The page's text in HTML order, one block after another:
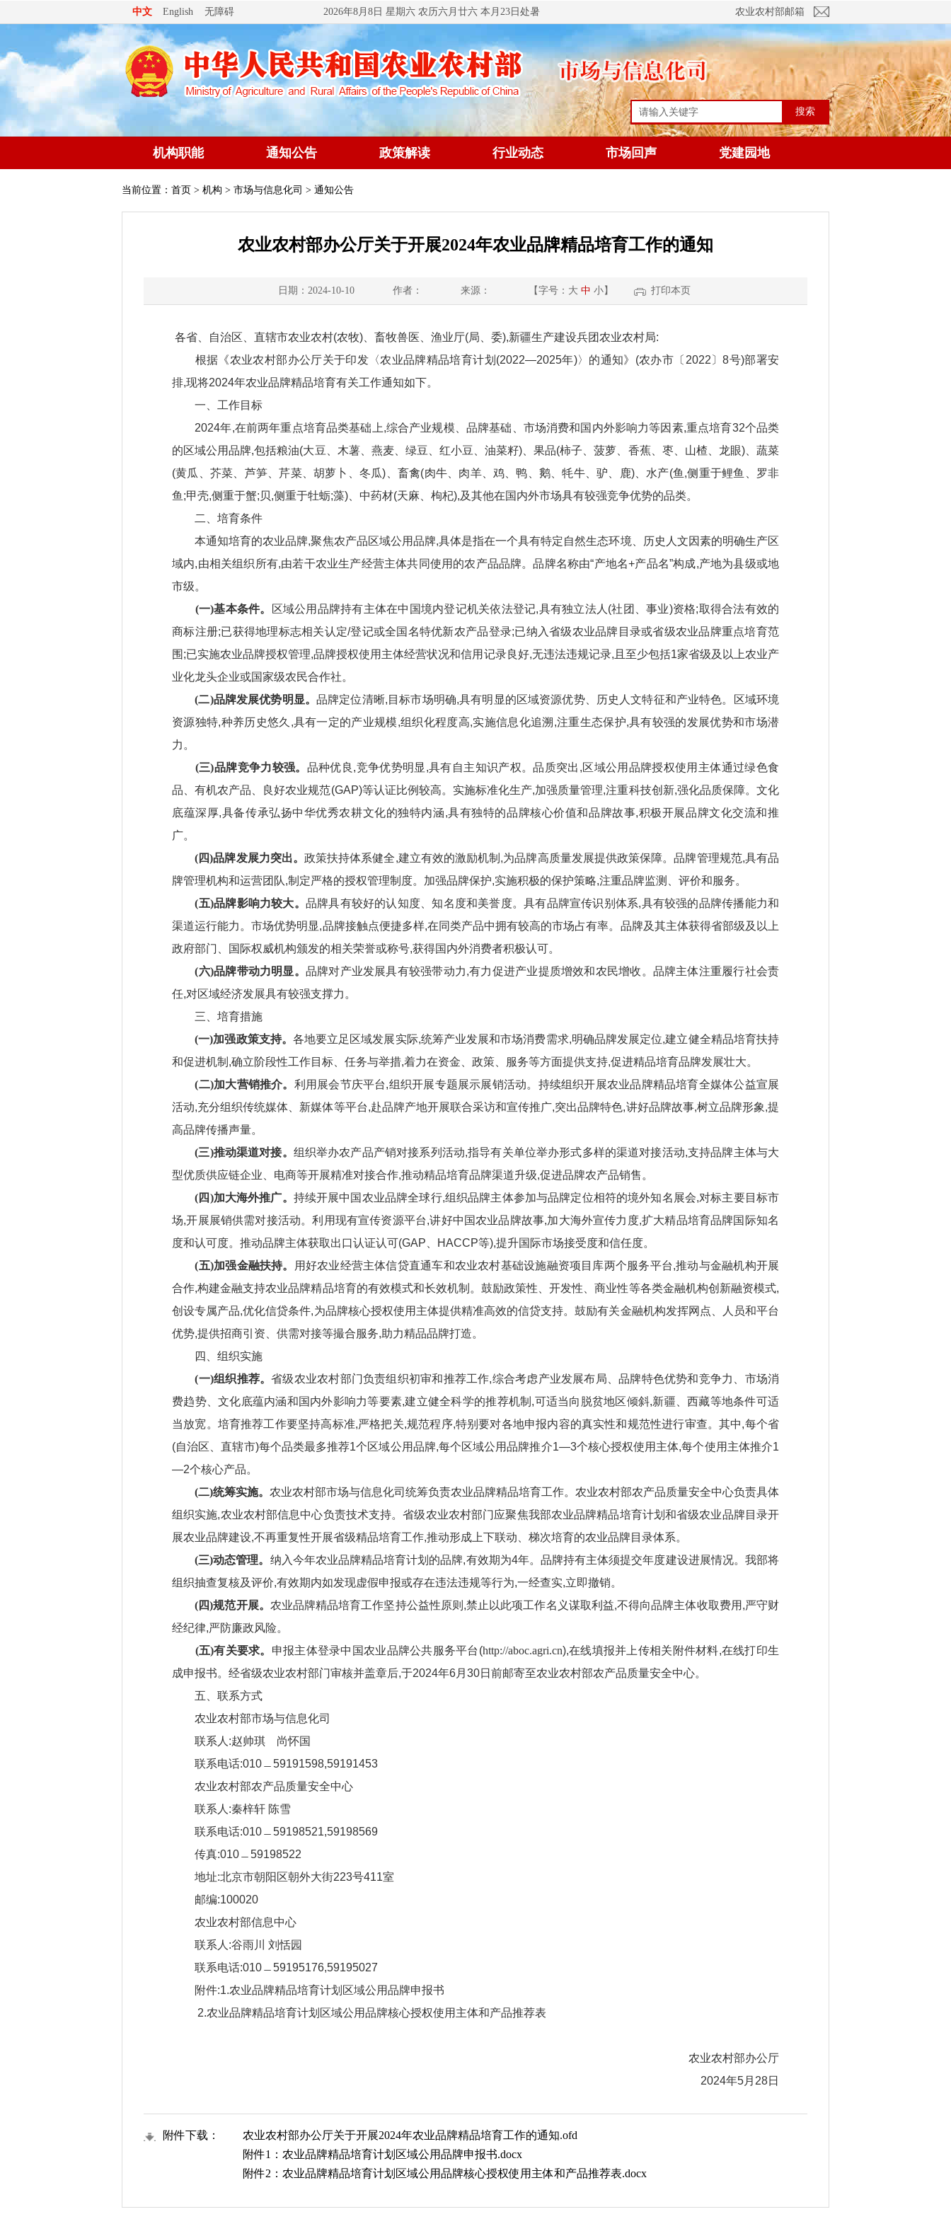
中文 English 无障碍 2026年8月8日 星期六 农历六月廿六 本月23日处暑 农业农村部邮箱
搜索
机构职能 通知公告 政策解读 行业动态 市场回声 党建园地
当前位置： 首页 > 机构 > 市场与信息化司 > 通知公告
农业农村部办公厅关于开展2024年农业品牌精品培育工作的通知
日期：2024-10-10 作者： 来源： 【字号： 大 中 小】 打印本页
各省、自治区、直辖市农业农村(农牧)、畜牧兽医、渔业厅(局、委),新疆生产建设兵团农业农村局:
根据《农业农村部办公厅关于印发〈农业品牌精品培育计划(2022—2025年)〉的通知》(农办市〔2022〕8号)部署安
排,现将2024年农业品牌精品培育有关工作通知如下。
一、工作目标
2024年,在前两年重点培育品类基础上,综合产业规模、品牌基础、市场消费和国内外影响力等因素,重点培育32个品类
的区域公用品牌,包括粮油(大豆、木薯、燕麦、绿豆、红小豆、油菜籽)、果品(柿子、菠萝、香蕉、枣、山楂、龙眼)、蔬菜
(黄瓜、芥菜、芦笋、芹菜、胡萝卜、冬瓜)、畜禽(肉牛、肉羊、鸡、鸭、鹅、牦牛、驴、鹿)、水产(鱼,侧重于鲤鱼、罗非
鱼;甲壳,侧重于蟹;贝,侧重于牡蛎;藻)、中药材(天麻、枸杞),及其他在国内外市场具有较强竞争优势的品类。
二、培育条件
本通知培育的农业品牌,聚焦农产品区域公用品牌,具体是指在一个具有特定自然生态环境、历史人文因素的明确生产区
域内,由相关组织所有,由若干农业生产经营主体共同使用的农产品品牌。品牌名称由“产地名+产品名”构成,产地为县级或地
市级。
(一)基本条件。
区域公用品牌持有主体在中国境内登记机关依法登记,具有独立法人(社团、事业)资格;取得合法有效的
商标注册;已获得地理标志相关认定/登记或全国名特优新农产品登录;已纳入省级农业品牌目录或省级农业品牌重点培育范
围;已实施农业品牌授权管理,品牌授权使用主体经营状况和信用记录良好,无违法违规记录,且至少包括1家省级及以上农业产
业化龙头企业或国家级农民合作社。
(二)品牌发展优势明显。品牌定位清晰,目标市场明确,具有明显的区域资源优势、历史人文特征和产业特色。区域环境
资源独特,种养历史悠久,具有一定的产业规模,组织化程度高,实施信息化追溯,注重生态保护,具有较强的发展优势和市场潜
力。
(三)品牌竞争力较强。 品种优良,竞争优势明显,具有自主知识产权。品质突出,区域公用品牌授权使用主体通过绿色食
品、有机农产品、良好农业规范(GAP)等认证比例较高。实施标准化生产,加强质量管理,注重科技创新,强化品质保障。文化
底蕴深厚,具备传承弘扬中华优秀农耕文化的独特内涵,具有独特的品牌核心价值和品牌故事,积极开展品牌文化交流和推
广。
(四)品牌发展力突出。 政策扶持体系健全,建立有效的激励机制,为品牌高质量发展提供政策保障。品牌管理规范,具有品
牌管理机构和运营团队,制定严格的授权管理制度。加强品牌保护,实施积极的保护策略,注重品牌监测、评价和服务。
(五)品牌影响力较大。 品牌具有较好的认知度、知名度和美誉度。具有品牌宣传识别体系,具有较强的品牌传播能力和
渠道运行能力。市场优势明显,品牌接触点便捷多样,在同类产品中拥有较高的市场占有率。品牌及其主体获得省部级及以上
政府部门、国际权威机构颁发的相关荣誉或称号,获得国内外消费者积极认可。
(六)品牌带动力明显。 品牌对产业发展具有较强带动力,有力促进产业提质增效和农民增收。品牌主体注重履行社会责
任,对区域经济发展具有较强支撑力。
三、培育措施
(一)加强政策支持。 各地要立足区域发展实际,统筹产业发展和市场消费需求,明确品牌发展定位,建立健全精品培育扶持
和促进机制,确立阶段性工作目标、任务与举措,着力在资金、政策、服务等方面提供支持,促进精品培育品牌发展壮大。
(二)加大营销推介。 利用展会节庆平台,组织开展专题展示展销活动。持续组织开展农业品牌精品培育全媒体公益宣展
活动,充分组织传统媒体、新媒体等平台,赴品牌产地开展联合采访和宣传推广,突出品牌特色,讲好品牌故事,树立品牌形象,提
高品牌传播声量。
(三)推动渠道对接。 组织举办农产品产销对接系列活动,指导有关单位举办形式多样的渠道对接活动,支持品牌主体与大
型优质供应链企业、电商等开展精准对接合作,推动精品培育品牌渠道升级,促进品牌农产品销售。
(四)加大海外推广。 持续开展中国农业品牌全球行,组织品牌主体参加与品牌定位相符的境外知名展会,对标主要目标市
场,开展展销供需对接活动。利用现有宣传资源平台,讲好中国农业品牌故事,加大海外宣传力度,扩大精品培育品牌国际知名
度和认可度。推动品牌主体获取出口认证认可(GAP、HACCP等),提升国际市场接受度和信任度。
(五)加强金融扶持。
用好农业经营主体信贷直通车和农业农村基础设施融资项目库两个服务平台,推动与金融机构开展
合作,构建金融支持农业品牌精品培育的有效模式和长效机制。鼓励政策性、开发性、商业性等各类金融机构创新融资模式,
创设专属产品,优化信贷条件,为品牌核心授权使用主体提供精准高效的信贷支持。鼓励有关金融机构发挥网点、人员和平台
优势,提供招商引资、供需对接等撮合服务,助力精品品牌打造。
四、组织实施
(一)组织推荐。省级农业农村部门负责组织初审和推荐工作,综合考虑产业发展布局、品牌特色优势和竞争力、市场消
费趋势、文化底蕴内涵和国内外影响力等要素,建立健全科学的推荐机制,可适当向脱贫地区倾斜,新疆、西藏等地条件可适
当放宽。培育推荐工作要坚持高标准,严格把关,规范程序,特别要对各地申报内容的真实性和规范性进行审查。其中,每个省
(自治区、直辖市)每个品类最多推荐1个区域公用品牌,每个区域公用品牌推介1—3个核心授权使用主体,每个使用主体推介1
—2个核心产品。
(二)统筹实施。 农业农村部市场与信息化司统筹负责农业品牌精品培育工作。农业农村部农产品质量安全中心负责具体
组织实施,农业农村部信息中心负责技术支持。省级农业农村部门应聚焦我部农业品牌精品培育计划和省级农业品牌目录开
展农业品牌建设,不再重复性开展省级精品培育工作,推动形成上下联动、梯次培育的农业品牌目录体系。
(三)动态管理。 纳入今年农业品牌精品培育计划的品牌,有效期为4年。品牌持有主体须提交年度建设进展情况。我部将
组织抽查复核及评价,有效期内如发现虚假申报或存在违法违规等行为,一经查实,立即撤销。
(四)规范开展。 农业品牌精品培育工作坚持公益性原则,禁止以此项工作名义谋取利益,不得向品牌主体收取费用,严守财
经纪律,严防廉政风险。
(五)有关要求。 申报主体登录中国农业品牌公共服务平台(http://aboc.agri.cn),在线填报并上传相关附件材料,在线打印生
成申报书。经省级农业农村部门审核并盖章后,于2024年6月30日前邮寄至农业农村部农产品质量安全中心。
五、联系方式
农业农村部市场与信息化司
联系人:赵帅琪 尚怀国
联系电话:010﹘59191598,59191453
农业农村部农产品质量安全中心
联系人:秦梓轩 陈雪
联系电话:010﹘59198521,59198569
传真:010﹘59198522
地址:北京市朝阳区朝外大街223号411室
邮编:100020
农业农村部信息中心
联系人:谷雨川 刘恬园
联系电话:010﹘59195176,59195027
附件:1.农业品牌精品培育计划区域公用品牌申报书
2.农业品牌精品培育计划区域公用品牌核心授权使用主体和产品推荐表
农业农村部办公厅
2024年5月28日
附件下载：
农业农村部办公厅关于开展2024年农业品牌精品培育工作的通知.ofd
附件1：农业品牌精品培育计划区域公用品牌申报书.docx
附件2：农业品牌精品培育计划区域公用品牌核心授权使用主体和产品推荐表.docx